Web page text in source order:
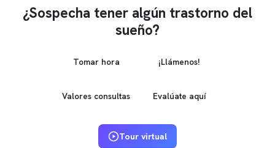
¿Sospecha tener algún trastorno del
sueño?
Tomar hora ¡Llámenos!
Valores consultas Evalúate aquí
Tour virtual